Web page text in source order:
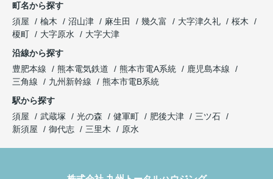
町名から探す
須屋
楡木 沼山津 麻生田 幾久富 大字津久礼
桜木
榎町
大字原水
大字大津
沿線から探す
豊肥本線
熊本電気鉄道 熊本市電A系統
鹿児島本線
三角線
九州新幹線
熊本市電B系統
駅から探す
須屋
武蔵塚 光の森 健軍町 肥後大津
三ツ石
新須屋
御代志 三里木 原水